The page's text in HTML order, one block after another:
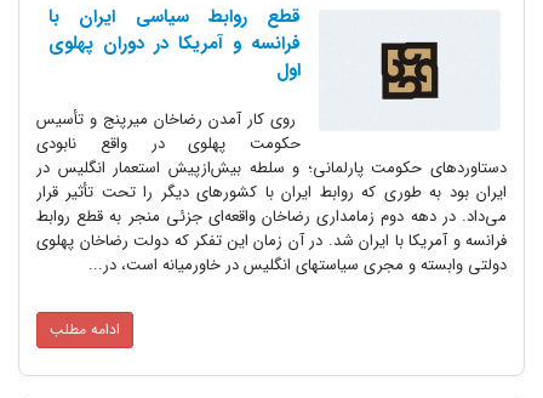
قطع روابط سیاسی ایران با
فرانسه و آمریکا در دوران پهلوی
اول
روی کار آمدن رضاخان میرپنج و تأسیس
حکومت پهلوی در واقع نابودی
دستاوردهای حکومت پارلمانی؛ و سلطه بیش‌ازپیش استعمار انگلیس در
ایران بود به طوری که روابط ایران با کشورهای دیگر را تحت تأثیر قرار
می‌داد. در دهه دوم زمامداری رضاخان واقعه‌ای جزئی منجر به قطع روابط
فرانسه و آمریکا با ایران شد. در آن زمان این تفکر که دولت رضاخان پهلوی
دولتی وابسته و مجری سیاستهای انگلیس در خاورمیانه است، در...
ادامه مطلب